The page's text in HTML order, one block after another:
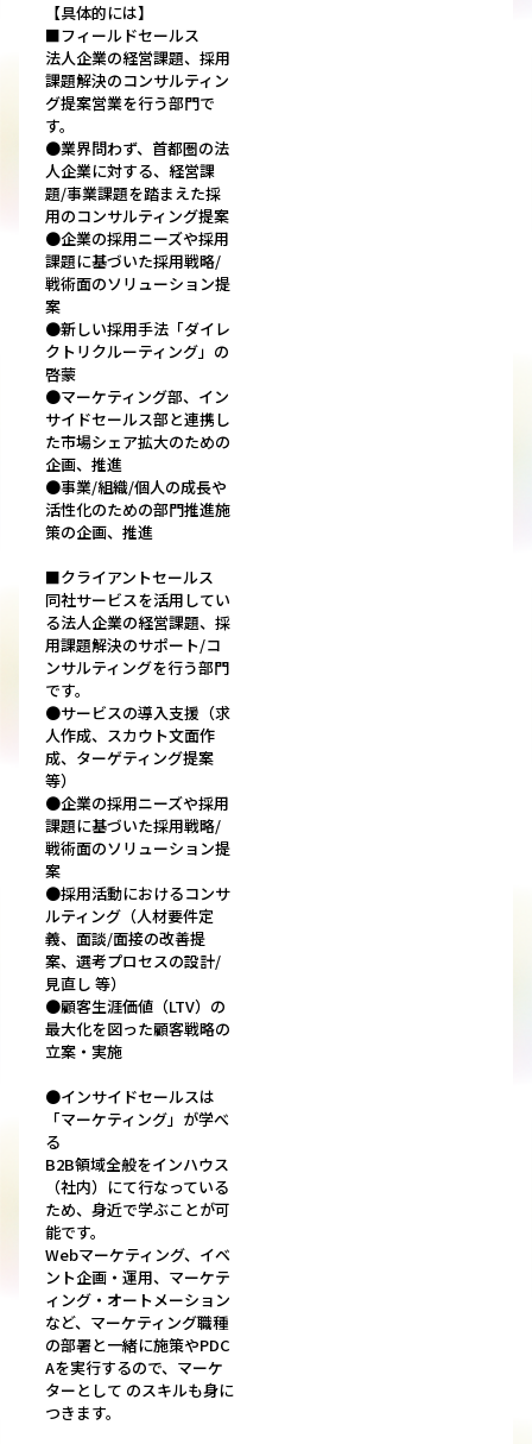
【具体的には】
■フィールドセールス
法人企業の経営課題、採用
課題解決のコンサルティン
グ提案営業を行う部門で
す。
●業界問わず、首都圏の法
人企業に対する、経営課
題/事業課題を踏まえた採
用のコンサルティング提案
●企業の採用ニーズや採用
課題に基づいた採用戦略/
戦術面のソリューション提
案
●新しい採用手法「ダイレ
クトリクルーティング」の
啓蒙
●マーケティング部、イン
サイドセールス部と連携し
た市場シェア拡大のための
企画、推進
●事業/組織/個人の成長や
活性化のための部門推進施
策の企画、推進
■クライアントセールス
同社サービスを活用してい
る法人企業の経営課題、採
用課題解決のサポート/コ
ンサルティングを行う部門
です。
●サービスの導入支援（求
人作成、スカウト文面作
成、ターゲティング提案
等）
●企業の採用ニーズや採用
課題に基づいた採用戦略/
戦術面のソリューション提
案
●採用活動におけるコンサ
ルティング（人材要件定
義、面談/面接の改善提
案、選考プロセスの設計/
見直し 等）
●顧客生涯価値（LTV）の
最大化を図った顧客戦略の
立案・実施
●インサイドセールスは
「マーケティング」が学べ
る
B2B領域全般をインハウス
（社内）にて行なっている
ため、身近で学ぶことが可
能です。
Webマーケティング、イベ
ント企画・運用、マーケテ
ィング・オートメーション
など、マーケティング職種
の部署と一緒に施策やPDC
Aを実行するので、マーケ
ターとして のスキルも身に
つきます。